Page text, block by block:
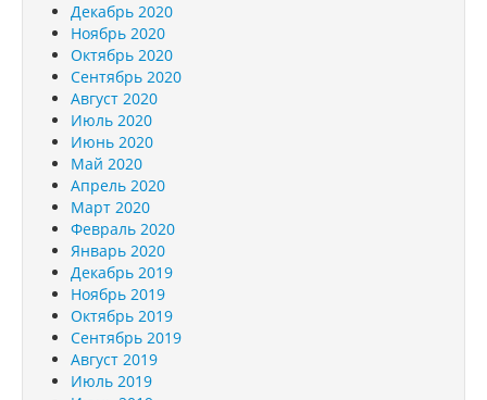
Декабрь 2020
Ноябрь 2020
Октябрь 2020
Сентябрь 2020
Август 2020
Июль 2020
Июнь 2020
Май 2020
Апрель 2020
Март 2020
Февраль 2020
Январь 2020
Декабрь 2019
Ноябрь 2019
Октябрь 2019
Сентябрь 2019
Август 2019
Июль 2019